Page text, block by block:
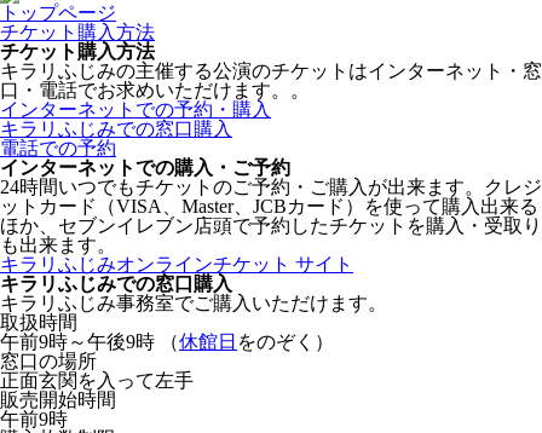
トップページ
チケット購入方法
チケット購入方法
キラリふじみの主催する公演のチケットはインターネット・窓
口・電話でお求めいただけます。。
インターネットでの予約・購入
キラリふじみでの窓口購入
電話での予約
インターネットでの購入・ご予約
24時間いつでもチケットのご予約・ご購入が出来ます。クレジ
ットカード（VISA、Master、JCBカード）を使って購入出来る
ほか、セブンイレブン店頭で予約したチケットを購入・受取り
も出来ます。
キラリふじみオンラインチケット サイト
キラリふじみでの窓口購入
キラリふじみ事務室でご購入いただけます。
取扱時間
午前9時～午後9時 （休館日 をのぞく）
窓口の場所
正面玄関を入って左手
販売開始時間
午前9時